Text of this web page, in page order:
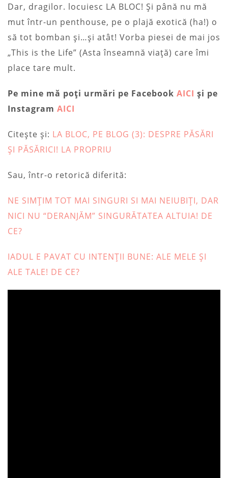
Dar, dragilor. locuiesc LA BLOC! Și până nu mă
mut într-un penthouse, pe o plajă exotică (ha!) o
să tot bomban și…și atât! Vorba piesei de mai jos
„This is the Life” (Asta înseamnă viață) care îmi
place tare mult.
Pe mine mă poți urmări pe Facebook AICI și pe
Instagram AICI
Citește și: LA BLOC, PE BLOG (3): DESPRE PĂSĂRI
ȘI PĂSĂRICI! LA PROPRIU
Sau, într-o retorică diferită:
NE SIMȚIM TOT MAI SINGURI SI MAI NEIUBIȚI, DAR
NICI NU “DERANJĂM” SINGURĂTATEA ALTUIA! DE
CE?
IADUL E PAVAT CU INTENȚII BUNE: ALE MELE ȘI
ALE TALE! DE CE?